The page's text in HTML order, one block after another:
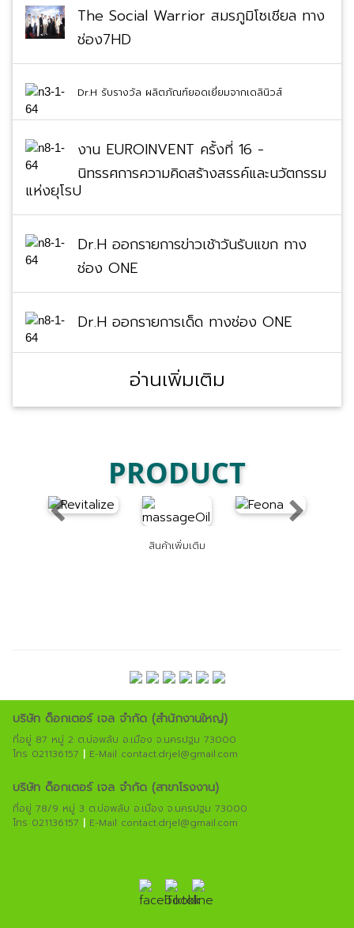
The Social Warrior สมรภูมิโซเชียล ทาง
ช่อง7HD
Dr.H รับรางวัล ผลิตภัณฑ์ยอดเยี่ยมจากเดลินิวส์
งาน EUROINVENT ครั้งที่ 16 -
นิทรรศการความคิดสร้างสรรค์และนวัตกรรม
แห่งยุโรป
Dr.H ออกรายการข่าวเช้าวันรับแขก ทาง
ช่อง ONE
Dr.H ออกรายการเด็ด ทางช่อง ONE
อ่านเพิ่มเติม
PRODUCT
Previous Next
สินค้าเพิ่มเติม
บริษัท ด็อกเตอร์ เจล จํากัด (สํานักงานใหญ่)
ที่อยู่ 87 หมู่ 2 ต.บ่อพลับ อ.เมือง จ.นครปฐม 73000
โทร 021136157 | E-Mail contact.drjel@gmail.com
บริษัท ด็อกเตอร์ เจล จํากัด (สาขาโรงงาน)
ที่อยู่ 78/9 หมู่ 3 ต.บ่อพลับ อ.เมือง จ.นครปฐม 73000
โทร 021136157 | E-Mail contact.drjel@gmail.com